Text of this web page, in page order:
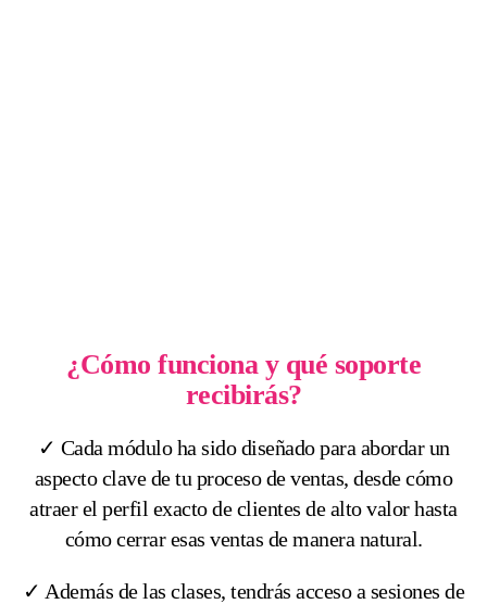
¿Cómo funciona y qué soporte
recibirás?
✓ Cada módulo ha sido diseñado para abordar un
aspecto clave de tu proceso de ventas, desde cómo
atraer el perfil exacto de clientes de alto valor hasta
cómo cerrar esas ventas de manera natural.
✓ Además de las clases, tendrás acceso a sesiones de